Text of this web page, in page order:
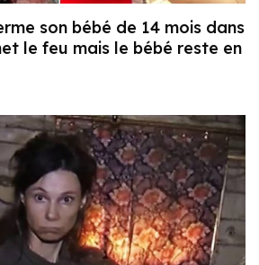
son bébé de 14 mois dans
le feu mais le bébé reste en